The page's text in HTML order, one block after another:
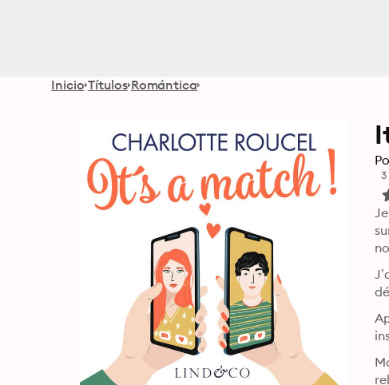
Inicio Títulos Romántica